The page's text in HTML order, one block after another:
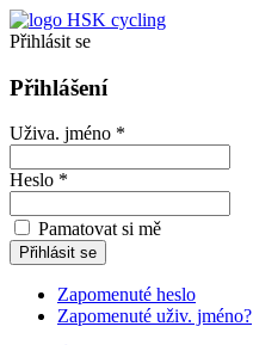
Přihlásit se
Přihlášení
Uživa. jméno *
Heslo *
Pamatovat si mě
Zapomenuté heslo
Zapomenuté uživ. jméno?